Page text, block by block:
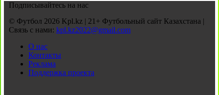
Подписывайтесь на нас
© Футбол 2026 Kpl.kz | 21+ Футбольный сайт Казахстана |
Связь с нами: kpl.kz2022@gmail.com
О нас
Контакты
Реклама
Поддержка проекта